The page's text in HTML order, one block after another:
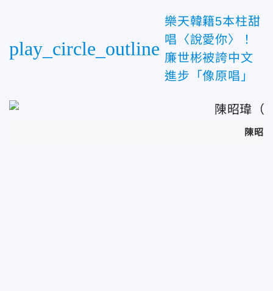
play_circle_outline
樂天韓籍5本柱甜
唱〈說愛你〉！
廉世彬被誇中文
進步「像原唱」
陳昭